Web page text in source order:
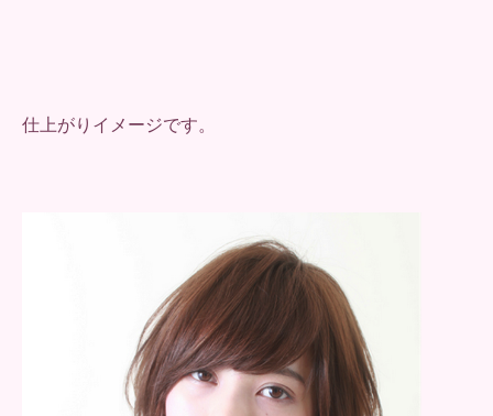
仕上がりイメージです。